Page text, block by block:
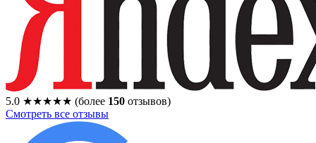
5.0 ★★★★★ (более 150 отзывов)
Смотреть все отзывы